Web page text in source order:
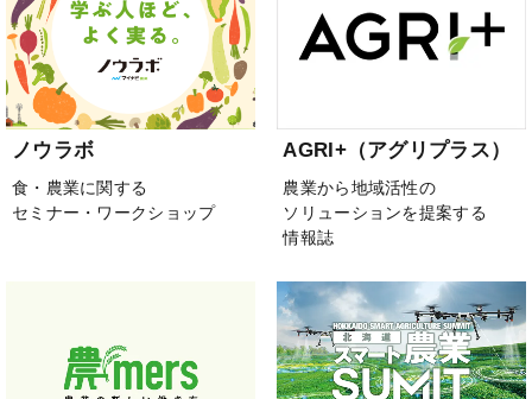
ノウラボ
食・農業に関する
セミナー・ワークショップ
AGRI+（アグリプラス）
農業から地域活性の
ソリューションを提案する
情報誌